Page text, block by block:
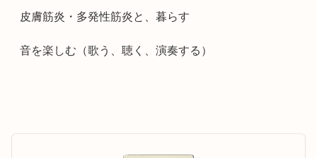
皮膚筋炎・多発性筋炎と、暮らす
音を楽しむ（歌う、聴く、演奏する）